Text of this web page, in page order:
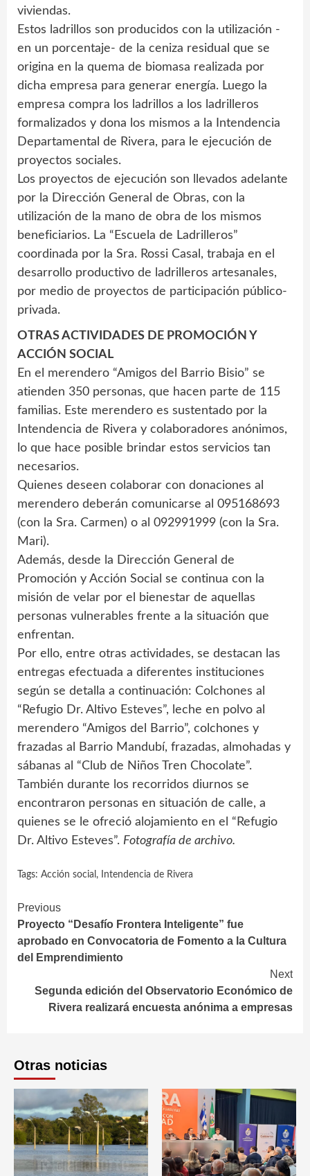
viviendas.
Estos ladrillos son producidos con la utilización -
en un porcentaje- de la ceniza residual que se
origina en la quema de biomasa realizada por
dicha empresa para generar energía. Luego la
empresa compra los ladrillos a los ladrilleros
formalizados y dona los mismos a la Intendencia
Departamental de Rivera, para le ejecución de
proyectos sociales.
Los proyectos de ejecución son llevados adelante
por la Dirección General de Obras, con la
utilización de la mano de obra de los mismos
beneficiarios. La “Escuela de Ladrilleros”
coordinada por la Sra. Rossi Casal, trabaja en el
desarrollo productivo de ladrilleros artesanales,
por medio de proyectos de participación público-
privada.
OTRAS ACTIVIDADES DE PROMOCIÓN Y
ACCIÓN SOCIAL
En el merendero “Amigos del Barrio Bisio” se
atienden 350 personas, que hacen parte de 115
familias. Este merendero es sustentado por la
Intendencia de Rivera y colaboradores anónimos,
lo que hace posible brindar estos servicios tan
necesarios.
Quienes deseen colaborar con donaciones al
merendero deberán comunicarse al 095168693
(con la Sra. Carmen) o al 092991999 (con la Sra.
Mari).
Además, desde la Dirección General de
Promoción y Acción Social se continua con la
misión de velar por el bienestar de aquellas
personas vulnerables frente a la situación que
enfrentan.
Por ello, entre otras actividades, se destacan las
entregas efectuada a diferentes instituciones
según se detalla a continuación: Colchones al
“Refugio Dr. Altivo Esteves”, leche en polvo al
merendero “Amigos del Barrio”, colchones y
frazadas al Barrio Mandubí, frazadas, almohadas y
sábanas al “Club de Niños Tren Chocolate”.
También durante los recorridos diurnos se
encontraron personas en situación de calle, a
quienes se le ofreció alojamiento en el “Refugio
Dr. Altivo Esteves”. Fotografía de archivo.
Tags: Acción social , Intendencia de Rivera
Continue
Reading
Previous
Proyecto “Desafío Frontera Inteligente” fue
aprobado en Convocatoria de Fomento a la Cultura
del Emprendimiento
Next
Segunda edición del Observatorio Económico de
Rivera realizará encuesta anónima a empresas
Otras noticias